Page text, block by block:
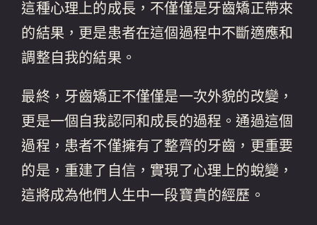
這種心理上的成長，不僅僅是牙齒矯正帶來
的結果，更是患者在這個過程中不斷適應和
調整自我的結果。
最終，牙齒矯正不僅僅是一次外貌的改變，
更是一個自我認同和成長的過程。通過這個
過程，患者不僅擁有了整齊的牙齒，更重要
的是，重建了自信，實現了心理上的蛻變，
這將成為他們人生中一段寶貴的經歷。